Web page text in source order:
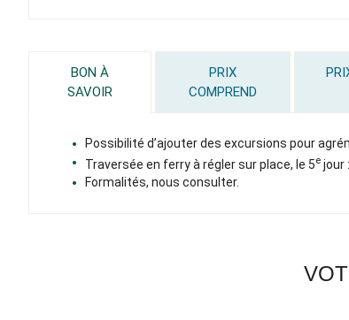
BON À
SAVOIR
PRIX
COMPREND
Possibilité d’ajouter des excursions pour
Traversée en ferry à régler sur place, le 5e jour
Formalités, nous consulter.